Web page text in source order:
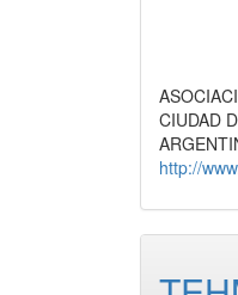
CIUDAD
http://